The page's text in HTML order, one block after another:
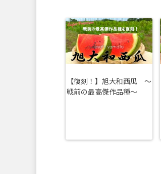
【復刻！】旭大和西瓜 ～
戦前の最高傑作品種～